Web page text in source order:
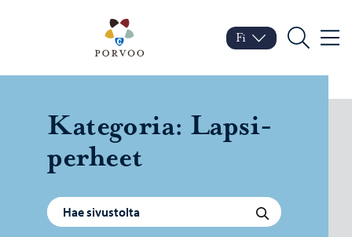
Porvoo – Siirry
Vaihda kieltä
Nykyinen kieli: Suomi
Fi
Hae
Ka­te­go­ria: Lap­si­
per­heet
Haku: Hae